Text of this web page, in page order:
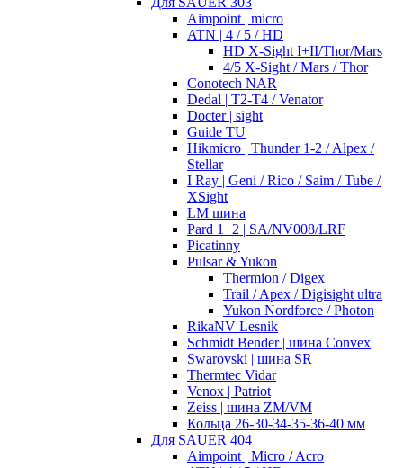
Aimpoint | micro
ATN | 4 / 5 / HD
HD X-Sight I+II/Thor/Mars
4/5 X-Sight / Mars / Thor
Conotech NAR
Dedal | T2-T4 / Venator
Docter | sight
Guide TU
Hikmicro | Thunder 1-2 / Alpex /
Stellar
I Ray | Geni / Rico / Saim / Tube /
XSight
LM шина
Pard 1+2 | SA/NV008/LRF
Picatinny
Pulsar & Yukon
Thermion / Digex
Trail / Apex / Digisight ultra
Yukon Nordforce / Photon
RikaNV Lesnik
Schmidt Bender | шина Convex
Swarovski | шина SR
Thermtec Vidar
Venox | Patriot
Zeiss | шина ZM/VM
Кольца 26-30-34-35-36-40 мм
Для SAUER 404
Aimpoint | Micro / Acro